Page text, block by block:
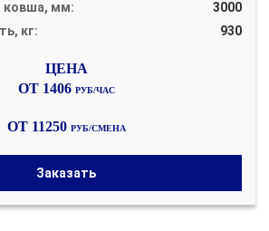
ковша, мм:
3000
кг:
930
ОТ 1406 РУБ/ЧАС
ОТ 11250 РУБ/СМЕНА
Заказать